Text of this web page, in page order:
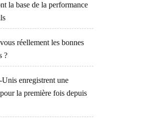
la base de la performance
réellement les bonnes
?
Unis enregistrent une
la première fois depuis